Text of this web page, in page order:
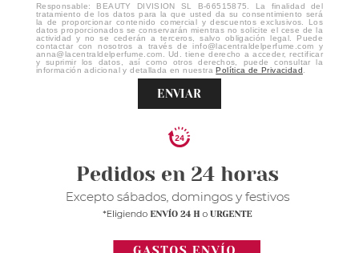
Responsable: BEAUTY DIVISION SL B-66515875. La finalidad del
tratamiento de los datos para la que usted da su consentimiento será
la de proporcionar contenido comercial y descuentos exclusivos. Los
datos proporcionados se conservarán mientras no solicite el cese de la
actividad y no se cederán a terceros, salvo obligación legal. Puede
contactar con nosotros a través de info@lacentraldelperfume.com y
anna@lacentraldelperfume.com. Ud. tiene derecho a acceder, rectificar
y suprimir los datos, así como otros derechos, puede consultar la
información adicional y detallada en nuestraPolítica de Privacidad
ENVIAR